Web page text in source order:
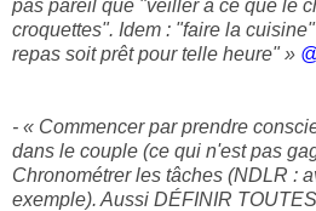
pas pareil que "veiller à ce que le
croquettes". Idem : "faire la
repas soit prêt pour telle heure" »
- « Commencer par prendre
dans le couple (ce qui n'est pas
Chronométrer les tâches (NDLR :
exemple). Aussi DÉFINIR